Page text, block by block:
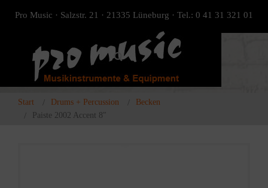
Pro Music · Salzstr. 21 · 21335 Lüneburg · Tel.: 0 41 31 321 01
Start Drums + Percussion
Becken
Paiste 2002 Accent 8″